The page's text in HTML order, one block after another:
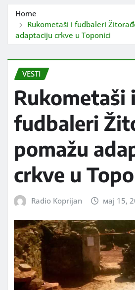
Home
Rukometaši i fudbaleri
adaptaciju crkve u Toponici
VESTI
Rukometaši i
fudbaleri
pomažu
crkve u
Radio Koprijan мај 15,